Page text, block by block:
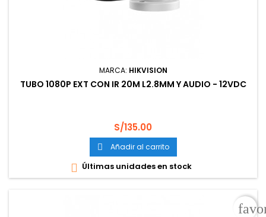
MARCA: HIKVISION
TUBO 1080P EXT CON IR 20M L2.8MM Y AUDIO - 12VDC
Precio
S/135.00
 Añadir al carrito
 Últimas unidades en stock